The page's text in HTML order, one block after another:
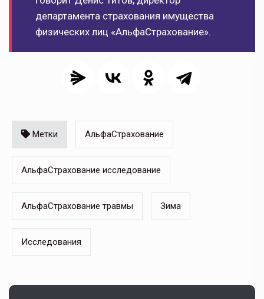
департамента страхования имущества
физических лиц «АльфаСтрахование».
Метки АльфаСтрахование
АльфаСтрахование исследование
АльфаСтрахование травмы Зима
Исследования